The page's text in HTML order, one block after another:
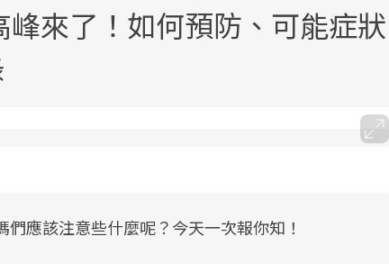
來了！如何預防、可能症狀
應該注意些什麼呢？今天一次報你知！
政策如「健康台灣推動委員會」與「長
全面啟動你的健康革命！
建立對亞健康的認知，進而引導實際的